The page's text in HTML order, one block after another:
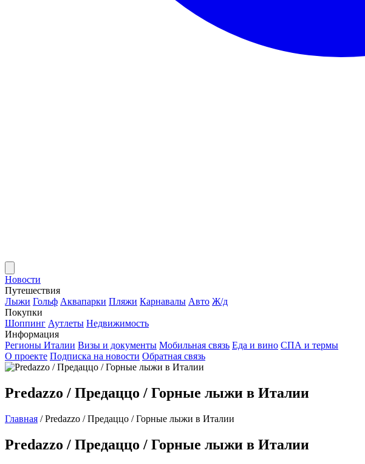
Новости
Путешествия
Лыжи Гольф Аквапарки Пляжи Карнавалы Авто Ж/д
Покупки
Шоппинг Аутлеты Недвижимость
Информация
Регионы Италии Визы и документы Мобильная связь Еда и вино СПА и термы
О проекте Подписка на новости Обратная связь
Predazzo / Предаццо / Горные лыжи в Италии
Главная / Predazzo / Предаццо / Горные лыжи в Италии
Predazzo / Предаццо / Горные лыжи в Италии